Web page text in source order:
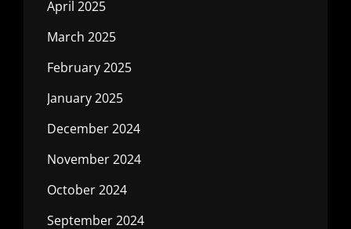
April 2025
March 2025
February 2025
January 2025
December 2024
November 2024
October 2024
September 2024